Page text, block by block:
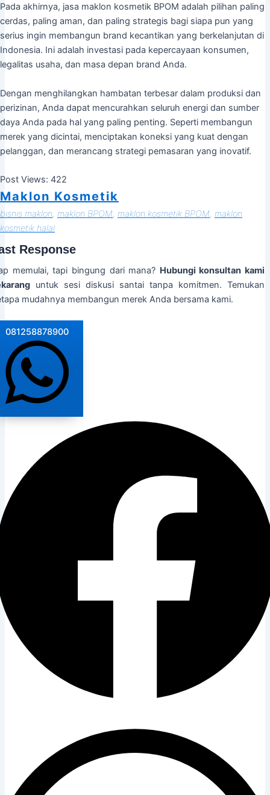
Pada akhirnya, jasa maklon kosmetik BPOM adalah pilihan paling
cerdas, paling aman, dan paling strategis bagi siapa pun yang
serius ingin membangun brand kecantikan yang berkelanjutan di
Indonesia. Ini adalah investasi pada kepercayaan konsumen,
legalitas usaha, dan masa depan brand Anda.
Dengan menghilangkan hambatan terbesar dalam produksi dan
perizinan, Anda dapat mencurahkan seluruh energi dan sumber
daya Anda pada hal yang paling penting. Seperti membangun
merek yang dicintai, menciptakan koneksi yang kuat dengan
pelanggan, dan merancang strategi pemasaran yang inovatif.
Post Views: 422
Maklon Kosmetik
bisnis maklon, maklon BPOM, maklon kosmetik BPOM, maklon
kosmetik halal
Response
memulai, tapi bingung dari mana? Hubungi konsultan kami
untuk sesi diskusi santai tanpa komitmen. Temukan
mudahnya membangun merek Anda bersama kami.
081258878900